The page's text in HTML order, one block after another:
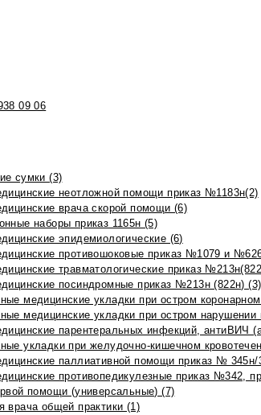
09 06
сумки (3)
неотложной помощи приказ №1183н(2)
врача скорой помощи (6)
наборы приказ 1165н (5)
эпидемиологические (6)
противошоковые приказ №1079 и
травматологические приказ
посиндромные приказ №213н (822н) (3)
медицинские укладки при остром
медицинские укладки при остром нарушении
парентеральных инфекций, антиВИЧ
укладки при желудочно-кишечном
паллиативной помощи приказ №
противопедикулезные приказ №342,
помощи (универсальные) (7)
врача общей практики (1)